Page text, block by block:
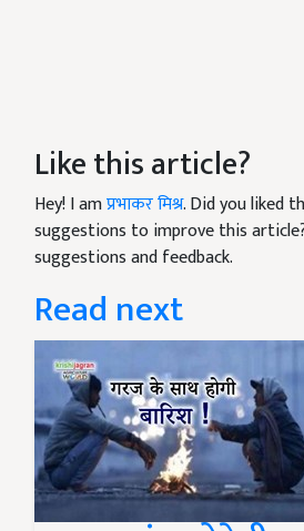
Like this article?
Hey! I amप्रभाकर मिश्र. Did you liked
suggestions to improve this
suggestions and feedback.
Read next